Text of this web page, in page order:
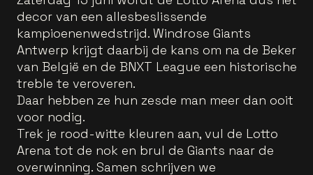
decor van een allesbeslissende
kampioenenwedstrijd. Windrose Giants
Antwerp krijgt daarbij de kans om na de Beker
van België en de BNXT League een historische
treble te veroveren.
Daar hebben ze hun zesde man meer dan ooit
voor nodig.
Trek je rood-witte kleuren aan, vul de Lotto
Arena tot de nok en brul de Giants naar de
overwinning. Samen schrijven we